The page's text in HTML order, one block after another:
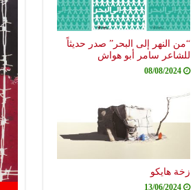
“من النهر إلى البحر” صدر حديثاً
للشاعر سامر أبو هواش
08/08/2024
زخة هايكو
13/06/2024